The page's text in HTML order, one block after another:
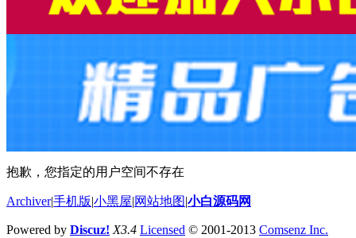
抱歉，您指定的用户空间不存在
Archiver|手机版 小黑屋 网站地图 小白源码网
Powered by Discuz! X3.4 Licensed © 2001-2013 Comsenz Inc.